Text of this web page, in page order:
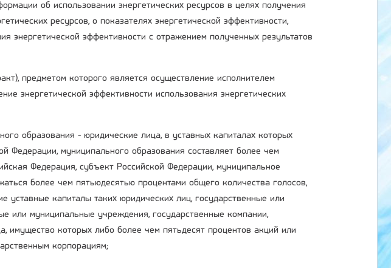
об использовании энергетических ресурсов в целях получения
ресурсов, о показателях энергетической эффективности,
энергетической эффективности с отражением полученных результатов
предметом которого является осуществление исполнителем
энергетической эффективности использования энергетических
образования - юридические лица, в уставных капиталах которых
Федерации, муниципального образования составляет более чем
Федерация, субъект Российской Федерации, муниципальное
более чем пятьюдесятью процентами общего количества голосов,
уставные капиталы таких юридических лиц, государственные или
или муниципальные учреждения, государственные компании,
имущество которых либо более чем пятьдесят процентов акций или
корпорациям;